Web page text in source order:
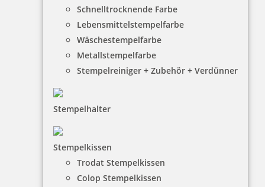
Schnelltrocknende Farbe
Lebensmittelstempelfarbe
Wäschestempelfarbe
Metallstempelfarbe
Stempelreiniger + Zubehör + Verdünner
Stempelhalter
Stempelkissen
Trodat Stempelkissen
Colop Stempelkissen
16,62 €
Jetzt gestalten
Trodat Printy 4921 mit Schlüsselanhänger